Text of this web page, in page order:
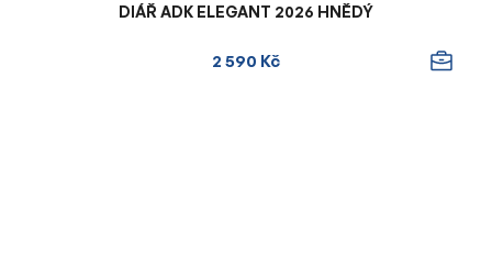
DIÁŘ ADK ELEGANT 2026 HNĚDÝ
2 590 Kč